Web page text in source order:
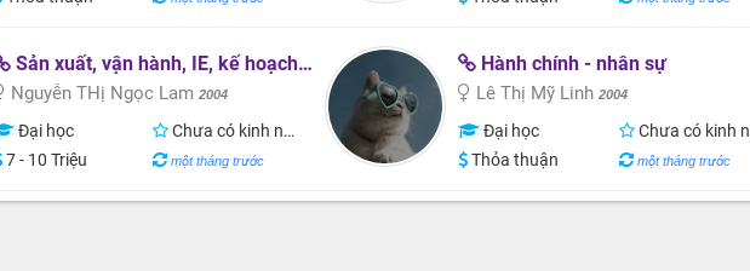
Sản xuất, vận hành, IE, kế hoạch, hành chính văn phòng
Nguyễn THị Ngọc Lam 2004
Đại học
Chưa có kinh nghiệm
7 - 10 Triệu
một tháng trước
Hành chính - nhân sự
Lê Thị Mỹ Linh2004
Đại học
Chưa có kinh nghiệm
Thỏa thuận
một tháng trước